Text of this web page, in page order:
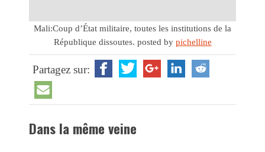
Mali:Coup d’État militaire, toutes les institutions de la
République dissoutes. posted by pichelline
Partagez sur:
Dans la même veine